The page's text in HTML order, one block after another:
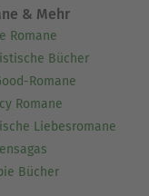
& Mehr
Romane
Bücher
Romane
Romane
Liebesromane
Bücher